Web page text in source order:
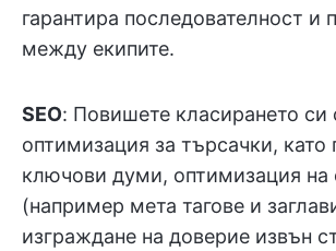
гарантира последователност и
между екипите.
SEO: Повишете класирането си
оптимизация за търсачки, като
ключови думи, оптимизация на
(например мета тагове и
изграждане на доверие извън